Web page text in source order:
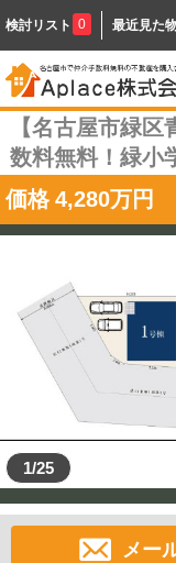
検討リスト 0 最近見た
【名古屋市緑
数料無料！緑小
価格 4,280万円
1/25
メー